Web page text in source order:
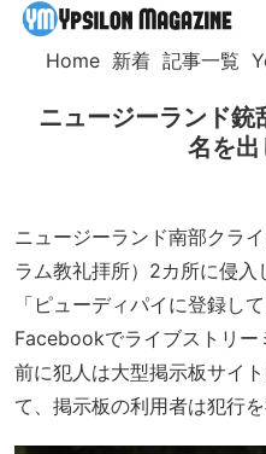
Home 新着 記事一覧
ニュージーランド
名を
ニュージーランド南部クラ
ラム教礼拝所）2カ所に侵
「ピューディパイに登録し
Facebookでライブストリー
前に犯人は大型掲示板サイ
て、掲示板の利用者は犯行